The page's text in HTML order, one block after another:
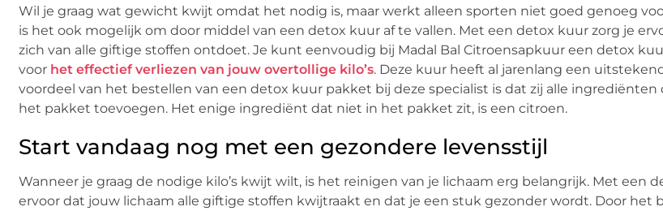
Wil je graag wat gewicht kwijt omdat het nodig is, maar werkt alleen sporten niet goed genoeg
is het ook mogelijk om door middel van een detox kuur af te vallen. Met een detox kuur zorg je
zich van alle giftige stoffen ontdoet. Je kunt eenvoudig bij Madal Bal Citroensapkuur een detox
voor het effectief verliezen van jouw overtollige kilo’s. Deze kuur heeft al jarenlang een
voordeel van het bestellen van een detox kuur pakket bij deze specialist is dat zij alle ingrediënten
het pakket toevoegen. Het enige ingrediënt dat niet in het pakket zit, is een citroen.
Start vandaag nog met een gezondere levensstijl
Wanneer je graag de nodige kilo’s kwijt wilt, is het reinigen van je lichaam erg belangrijk. Met een
ervoor dat jouw lichaam alle giftige stoffen kwijtraakt en dat je een stuk gezonder wordt. Door het